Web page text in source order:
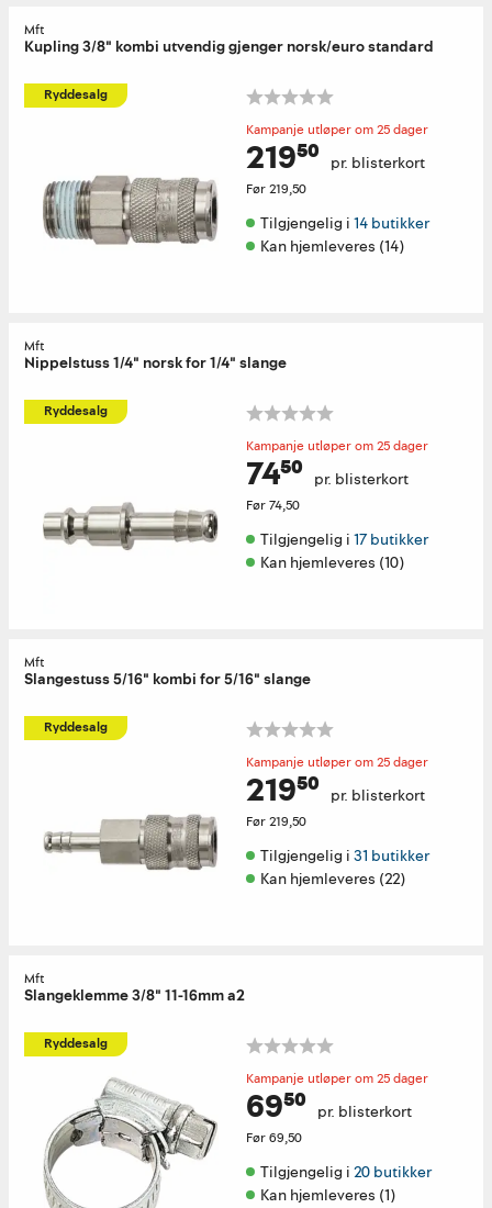
Mft
Kupling 3/8" kombi utvendig gjenger norsk/euro standard
Ryddesalg
Kampanje utløper om 25 dager
219⁵⁰ pr. blisterkort
Før219,50
Tilgjengelig i 14 butikker
Kan hjemleveres (14)
Mft
Nippelstuss 1/4" norsk for 1/4" slange
Ryddesalg
Kampanje utløper om 25 dager
74⁵⁰ pr. blisterkort
Før74,50
Tilgjengelig i 17 butikker
Kan hjemleveres (10)
Mft
Slangestuss 5/16" kombi for 5/16" slange
Ryddesalg
Kampanje utløper om 25 dager
219⁵⁰ pr. blisterkort
Før219,50
Tilgjengelig i 31 butikker
Kan hjemleveres (22)
Mft
Slangeklemme 3/8" 11-16mm a2
Ryddesalg
Kampanje utløper om 25 dager
69⁵⁰ pr. blisterkort
Før69,50
Tilgjengelig i 20 butikker
Kan hjemleveres (1)